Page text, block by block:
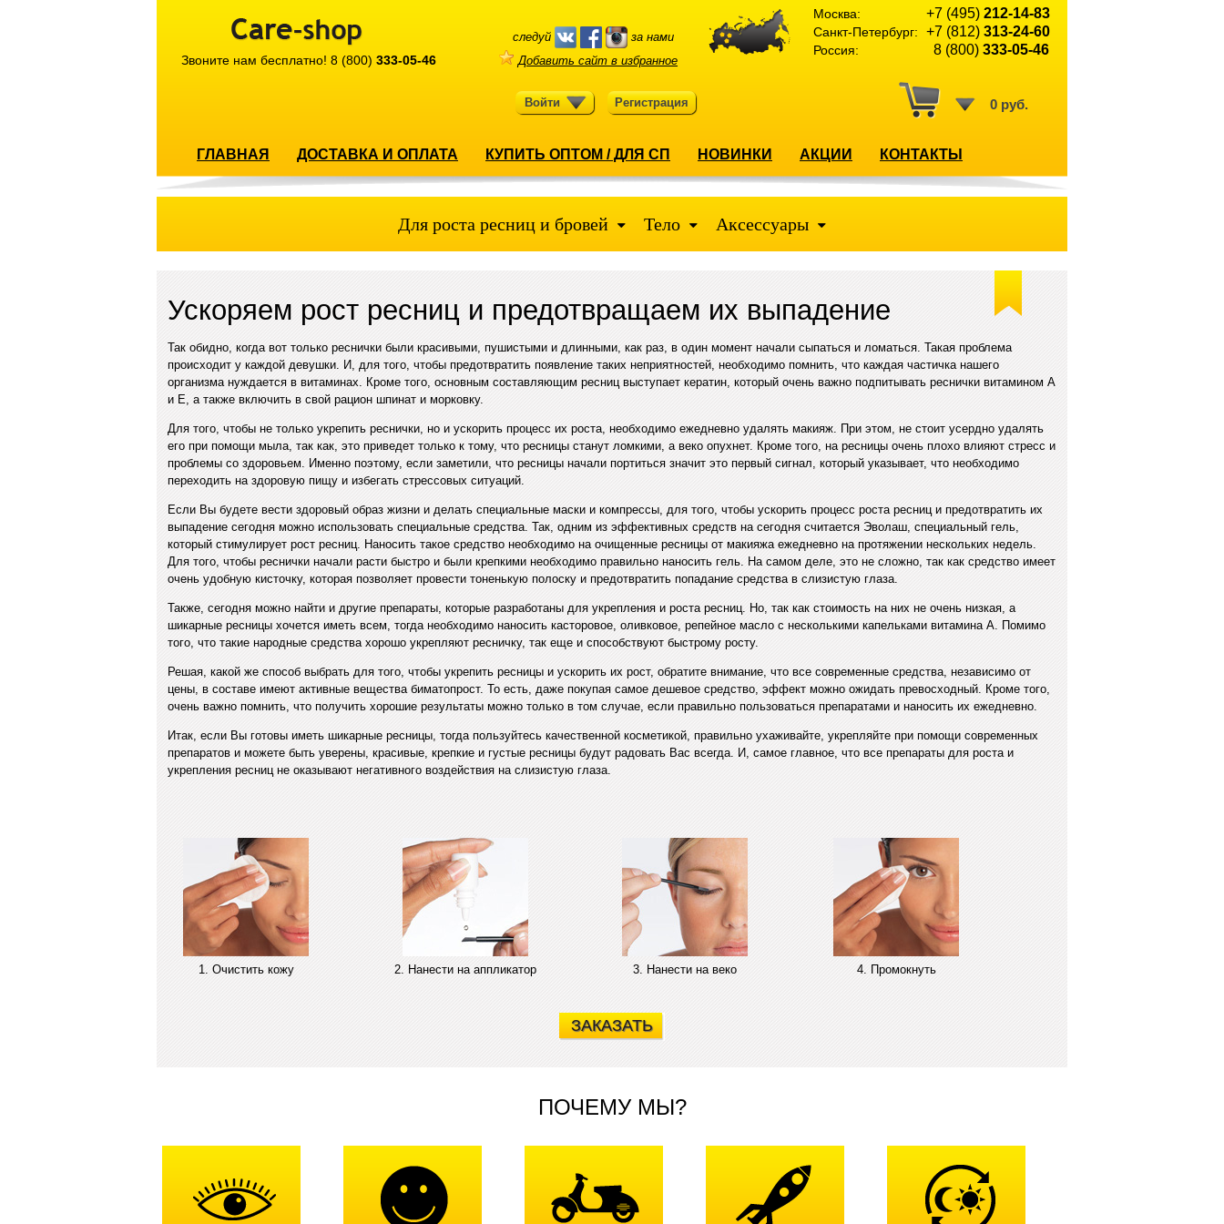
Звоните нам бесплатно! 8 (800) 333-05-46
следуй
за нами
Добавить сайт в избранное
Москва: +7 (495) 212-14-83
Санкт-Петербург: +7 (812) 313-24-60
Россия: 8 (800) 333-05-46
Войти Регистрация 0 руб.
ГЛАВНАЯ ДОСТАВКА И ОПЛАТА КУПИТЬ ОПТОМ / ДЛЯ СП НОВИНКИ АКЦИИ КОНТАКТЫ
Для роста ресниц и бровей Тело Аксессуары
Ускоряем рост ресниц и предотвращаем их выпадение
Так обидно, когда вот только реснички были красивыми, пушистыми и длинными, как раз, в один момент начали сыпаться и ломаться. Такая проблема
происходит у каждой девушки. И, для того, чтобы предотвратить появление таких неприятностей, необходимо помнить, что каждая частичка нашего
организма нуждается в витаминах. Кроме того, основным составляющим ресниц выступает кератин, который очень важно подпитывать реснички витамином А
и Е, а также включить в свой рацион шпинат и морковку.
Для того, чтобы не только укрепить реснички, но и ускорить процесс их роста, необходимо ежедневно удалять макияж. При этом, не стоит усердно удалять
его при помощи мыла, так как, это приведет только к тому, что ресницы станут ломкими, а веко опухнет. Кроме того, на ресницы очень плохо влияют стресс и
проблемы со здоровьем. Именно поэтому, если заметили, что ресницы начали портиться значит это первый сигнал, который указывает, что необходимо
переходить на здоровую пищу и избегать стрессовых ситуаций.
Если Вы будете вести здоровый образ жизни и делать специальные маски и компрессы, для того, чтобы ускорить процесс роста ресниц и предотвратить их
выпадение сегодня можно использовать специальные средства. Так, одним из эффективных средств на сегодня считается Эволаш, специальный гель,
который стимулирует рост ресниц. Наносить такое средство необходимо на очищенные ресницы от макияжа ежедневно на протяжении нескольких недель.
Для того, чтобы реснички начали расти быстро и были крепкими необходимо правильно наносить гель. На самом деле, это не сложно, так как средство имеет
очень удобную кисточку, которая позволяет провести тоненькую полоску и предотвратить попадание средства в слизистую глаза.
Также, сегодня можно найти и другие препараты, которые разработаны для укрепления и роста ресниц. Но, так как стоимость на них не очень низкая, а
шикарные ресницы хочется иметь всем, тогда необходимо наносить касторовое, оливковое, репейное масло с несколькими капельками витамина А. Помимо
того, что такие народные средства хорошо укрепляют ресничку, так еще и способствуют быстрому росту.
Решая, какой же способ выбрать для того, чтобы укрепить ресницы и ускорить их рост, обратите внимание, что все современные средства, независимо от
цены, в составе имеют активные вещества биматопрост. То есть, даже покупая самое дешевое средство, эффект можно ожидать превосходный. Кроме того,
очень важно помнить, что получить хорошие результаты можно только в том случае, если правильно пользоваться препаратами и наносить их ежедневно.
Итак, если Вы готовы иметь шикарные ресницы, тогда пользуйтесь качественной косметикой, правильно ухаживайте, укрепляйте при помощи современных
препаратов и можете быть уверены, красивые, крепкие и густые ресницы будут радовать Вас всегда. И, самое главное, что все препараты для роста и
укрепления ресниц не оказывают негативного воздействия на слизистую глаза.
1. Очистить кожу 2. Нанести на аппликатор 3. Нанести на веко 4. Промокнуть
ЗАКАЗАТЬ
ПОЧЕМУ МЫ?